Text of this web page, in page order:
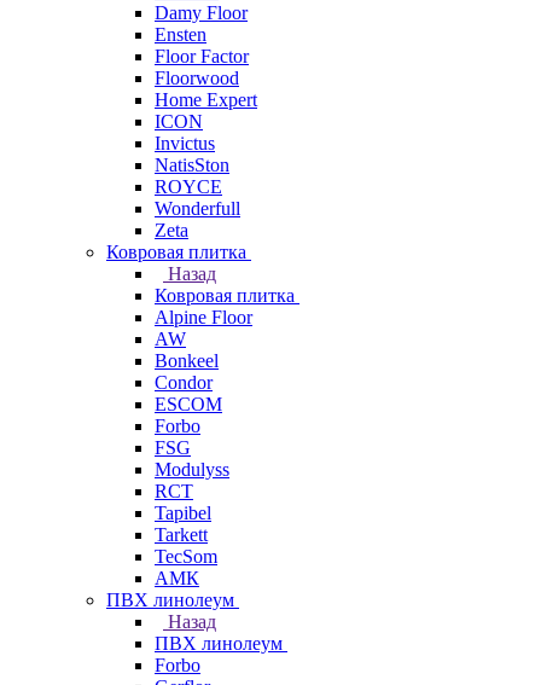
Damy Floor
Ensten
Floor Factor
Floorwood
Home Expert
ICON
Invictus
NatisSton
ROYCE
Wonderfull
Zeta
Ковровая плитка
Назад
Ковровая плитка
Alpine Floor
AW
Bonkeel
Condor
ESCOM
Forbo
FSG
Modulyss
RCT
Tapibel
Tarkett
TecSom
АМК
ПВХ линолеум
Назад
ПВХ линолеум
Forbo